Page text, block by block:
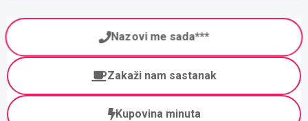
Nazovi me sada***
Zakaži nam sastanak
Kupovina minuta